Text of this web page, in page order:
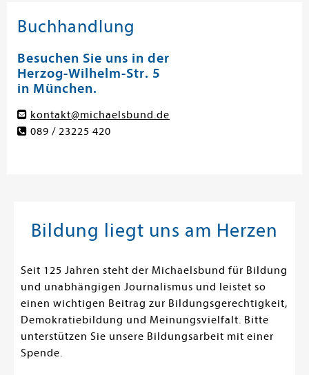
Buchhandlung
Besuchen Sie uns in der
Herzog-Wilhelm-Str. 5
in München.
kontakt@michaelsbund.de
089 / 23225 420
Bildung liegt uns am Herzen
Seit 125 Jahren steht der Michaelsbund für Bildung
und unabhängigen Journalismus und leistet so
einen wichtigen Beitrag zur Bildungsgerechtigkeit,
Demokratiebildung und Meinungsvielfalt. Bitte
unterstützen Sie unsere Bildungsarbeit mit einer
Spende.